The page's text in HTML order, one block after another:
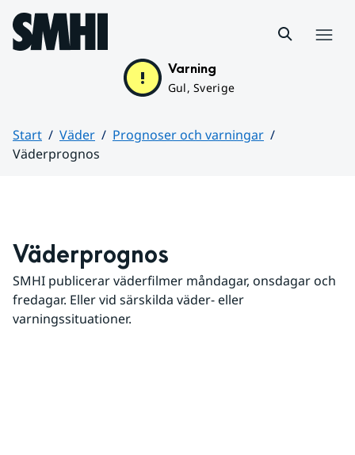
Hoppa till sidans innehåll
Varning
Gul, Sverige
Start Väder
Prognoser och varningar
Väderprognos
Väderprognos
SMHI publicerar väderfilmer måndagar, onsdagar och
fredagar. Eller vid särskilda väder- eller
varningssituationer.